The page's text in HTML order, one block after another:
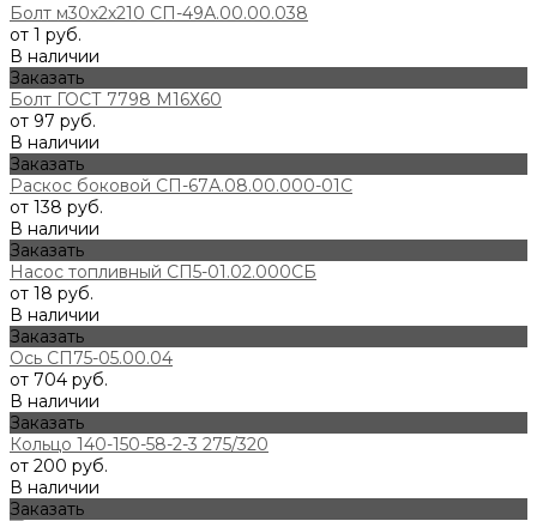
Болт м30х2х210 СП-49А.00.00.038
от 1 руб.
В наличии
Заказать
Болт ГОСТ 7798 М16Х60
от 97 руб.
В наличии
Заказать
Раскос боковой СП-67А.08.00.000-01С
от 138 руб.
В наличии
Заказать
Насос топливный СП5-01.02.000СБ
от 18 руб.
В наличии
Заказать
Ось СП75-05.00.04
от 704 руб.
В наличии
Заказать
Кольцо 140-150-58-2-3 275/320
от 200 руб.
В наличии
Заказать